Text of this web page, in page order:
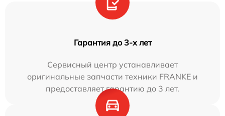
Гарантия до 3-х лет
Сервисный центр устанавливает
оригинальные запчасти техники FRANKE и
предоставляет гарантию до 3 лет.